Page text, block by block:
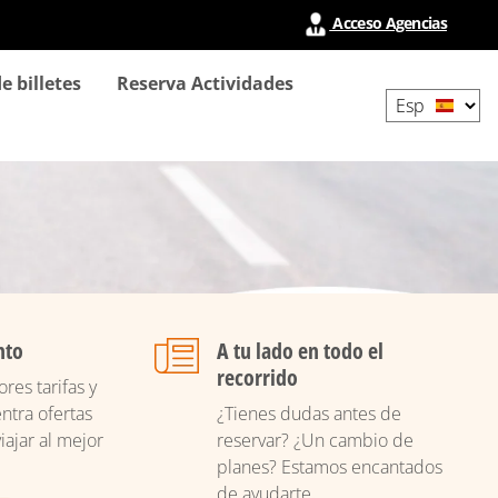
Acceso Agencias
billetes
Reserva Actividades
your
tarifas y
ofertas
al mejor
A tu lado en todo el
recorrido
¿Tienes dudas antes de
reservar? ¿Un cambio de
planes? Estamos encantados